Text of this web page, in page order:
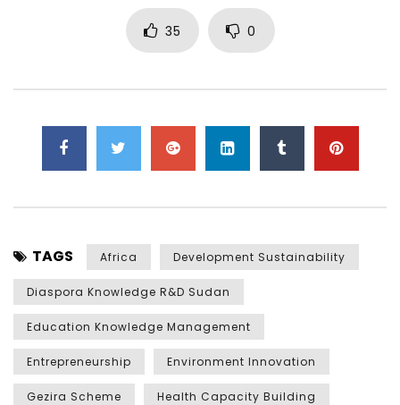
35 0
TAGS Africa Development Sustainability
Diaspora Knowledge R&D Sudan
Education Knowledge Management
Entrepreneurship Environment Innovation
Gezira Scheme Health Capacity Building